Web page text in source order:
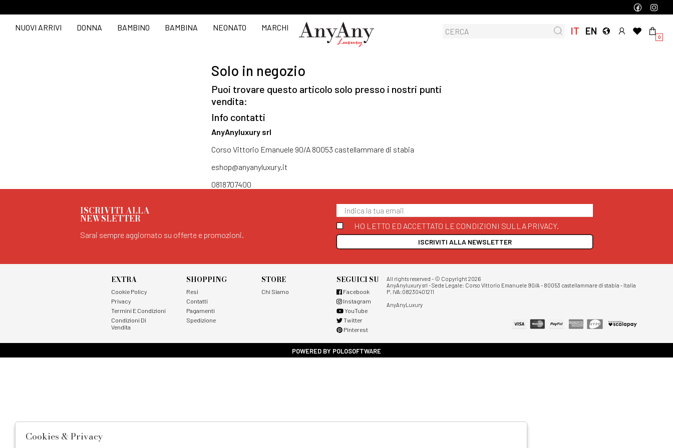
IT EN
0
NUOVI ARRIVI DONNA BAMBINO BAMBINA NEONATO MARCHI
Solo in negozio
Puoi trovare questo articolo solo presso i nostri punti
vendita:
Info contatti
AnyAnyluxury srl
Corso Vittorio Emanuele 90/A 80053 castellammare di stabia
eshop@anyanyluxury.it
0818707400
ISCRIVITI ALLA
NEWSLETTER
Sarai sempre aggiornato su offerte e promozioni.
HO LETTO ED ACCETTATO LE CONDIZIONI SULLA PRIVACY.
ISCRIVITI ALLA NEWSLETTER
EXTRA
Cookie Policy
Privacy
Termini E Condizioni
Condizioni Di
Vendita
SHOPPING
Resi
Contatti
Pagamenti
Spedizione
STORE
Chi Siamo
SEGUICI SU
Facebook
Instagram
YouTube
Twitter
Pinterest
All rights reserved - © Copyright 2026
AnyAnyluxury srl - Sede Legale: Corso Vittorio Emanuele 90/A - 80053 castellammare di stabia - Italia
P. IVA:08230401211
AnyAnyLuxury
POWERED BY POLOSOFTWARE
Cookies & Privacy